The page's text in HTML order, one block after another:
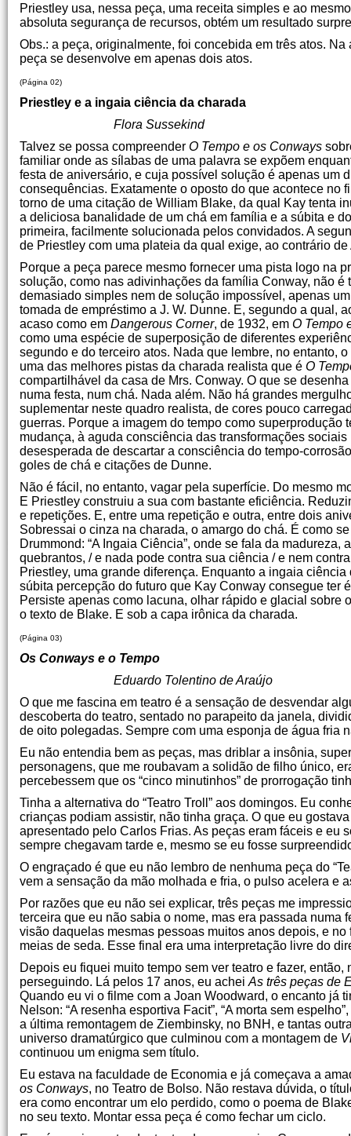
Priestley usa, nessa peça, uma receita simples e ao
absoluta segurança de recursos, obtém um resultado
Obs.: a peça, originalmente, foi concebida em três atos.
peça se desenvolve em apenas dois atos.
(Página 02)
Priestley e a ingaia ciência da charada
Flora Sussekind
Talvez se possa compreender O Tempo e os Conways
familiar onde as sílabas de uma palavra se expõem
festa de aniversário, e cuja possível solução é apenas um
consequências. Exatamente o oposto do que acontece no
torno de uma citação de William Blake, da qual Kay tenta
a deliciosa banalidade de um chá em família e a súbita e
primeira, facilmente solucionada pelos convidados. A
de Priestley com uma plateia da qual exige, ao contrário
Porque a peça parece mesmo fornecer uma pista logo na
solução, como nas adivinhações da família Conway, não
demasiado simples nem de solução impossível, apenas
tomada de empréstimo a J. W. Dunne. E, segundo a qual,
acaso como em Dangerous Corner, de 1932, em O Tempo
como uma espécie de superposição de diferentes
segundo e do terceiro atos. Nada que lembre, no entanto,
uma das melhores pistas da charada realista que é O
compartilhável da casa de Mrs. Conway. O que se
numa festa, num chá. Nada além. Não há grandes
suplementar neste quadro realista, de cores pouco
guerras. Porque a imagem do tempo como
mudança, à aguda consciência das transformações
desesperada de descartar a consciência do tempo-
goles de chá e citações de Dunne.
Não é fácil, no entanto, vagar pela superfície. Do mesmo
E Priestley construiu a sua com bastante eficiência.
e repetições. E, entre uma repetição e outra, entre dois
Sobressai o cinza na charada, o amargo do chá. É como
Drummond: “A Ingaia Ciência”, onde se fala da
quebrantos, / e nada pode contra sua ciência / e nem
Priestley, uma grande diferença. Enquanto a ingaia
súbita percepção do futuro que Kay Conway consegue ter
Persiste apenas como lacuna, olhar rápido e glacial
o texto de Blake. E sob a capa irônica da charada.
(Página 03)
Os Conways e o Tempo
Eduardo Tolentino de Araújo
O que me fascina em teatro é a sensação de desvendar
descoberta do teatro, sentado no parapeito da janela,
de oito polegadas. Sempre com uma esponja de água fria
Eu não entendia bem as peças, mas driblar a insônia,
personagens, que me roubavam a solidão de filho único,
percebessem que os “cinco minutinhos” de prorrogação
Tinha a alternativa do “Teatro Troll” aos domingos. Eu
crianças podiam assistir, não tinha graça. O que eu
apresentado pelo Carlos Frias. As peças eram fáceis e eu
sempre chegavam tarde e, mesmo se eu fosse
O engraçado é que eu não lembro de nenhuma peça do
vem a sensação da mão molhada e fria, o pulso acelera e
Por razões que eu não sei explicar, três peças me
terceira que eu não sabia o nome, mas era passada
visão daquelas mesmas pessoas muitos anos depois, e
meias de seda. Esse final era uma interpretação livre do
Depois eu fiquei muito tempo sem ver teatro e fazer,
perseguindo. Lá pelos 17 anos, eu achei As três peças de
Quando eu vi o filme com a Joan Woodward, o encanto já
Nelson: “A resenha esportiva Facit”, “A morta sem
a última remontagem de Ziembinsky, no BNH, e tantas
universo dramatúrgico que culminou com a montagem de
continuou um enigma sem título.
Eu estava na faculdade de Economia e já começava a
os Conways, no Teatro de Bolso. Não restava dúvida, o
era como encontrar um elo perdido, como o poema de
no seu texto. Montar essa peça é como fechar um ciclo.